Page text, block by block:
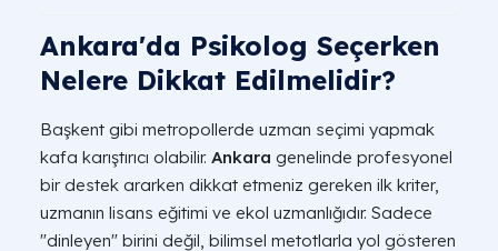
Ankara'da Psikolog Seçerken
Nelere Dikkat Edilmelidir?
Başkent gibi metropollerde uzman seçimi yapmak
kafa karıştırıcı olabilir. Ankara genelinde profesyonel
bir destek ararken dikkat etmeniz gereken ilk kriter,
uzmanın lisans eğitimi ve ekol uzmanlığıdır. Sadece
"dinleyen" birini değil, bilimsel metotlarla yol gösteren